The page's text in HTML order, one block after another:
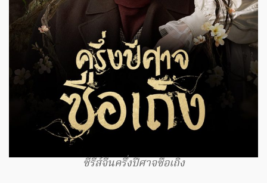
ซีรีส์จีนครึ่งปีศาจซือเถิง